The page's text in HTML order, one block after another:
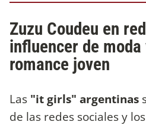
Zuzu Coudeu en
influencer de
romance joven
Las "it girls" argentinas
de las redes sociales y